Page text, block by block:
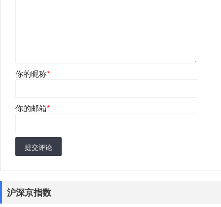
你的昵称*
你的邮箱*
提交评论
沪深京指数